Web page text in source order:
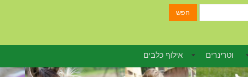
וטרינרים
אילוף כלבים
חפש